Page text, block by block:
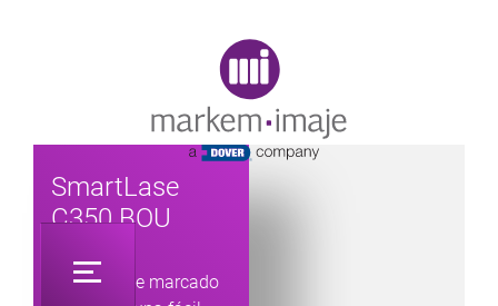
SmartLase
C350 BOU
Maquina de marcado